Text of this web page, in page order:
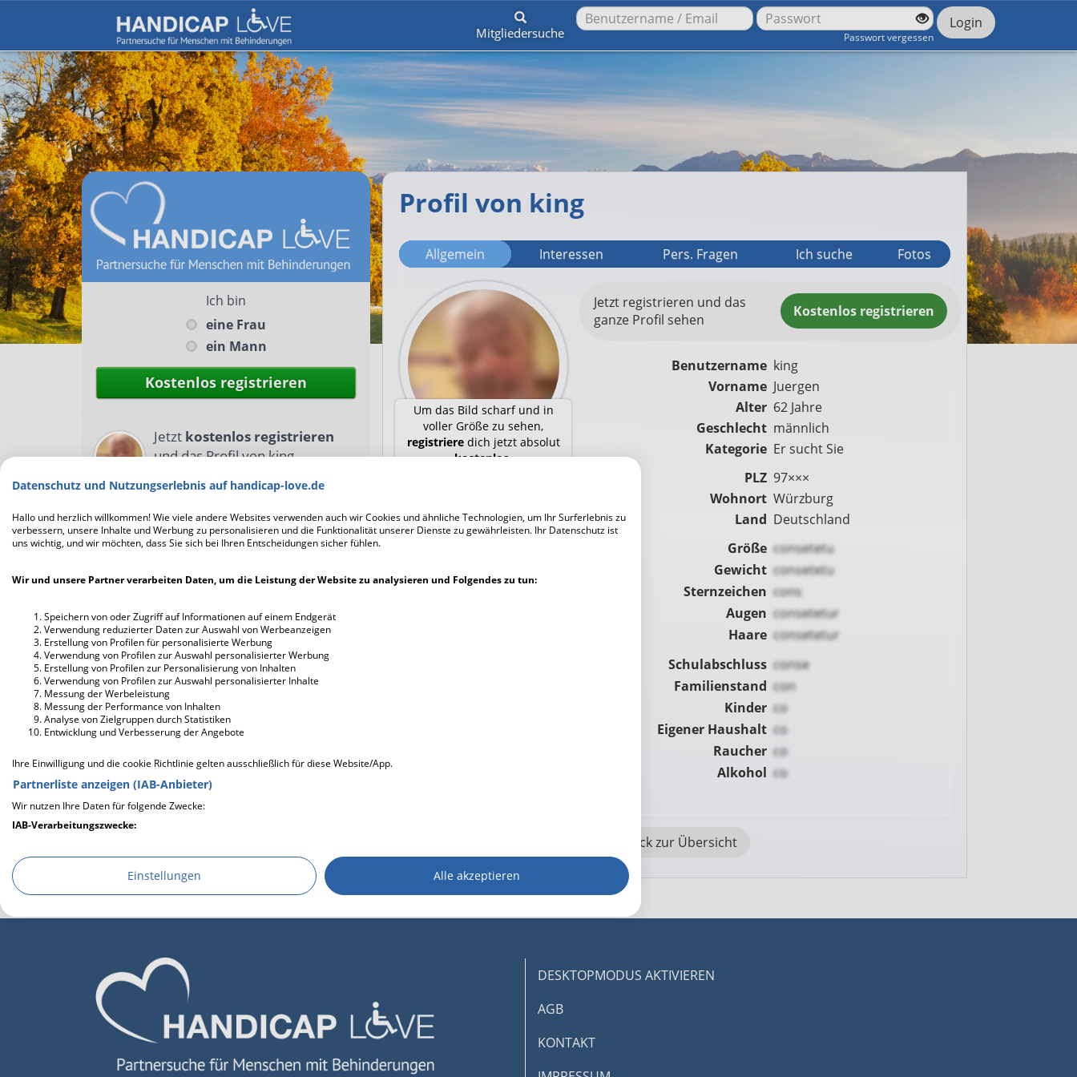
Datenschutz und Nutzungserlebnis auf handicap-love.de
Hallo und herzlich willkommen! Wie viele andere Websites verwenden auch wir Cookies und ähnliche Technologien, um Ihr Surferlebnis zu
verbessern, unsere Inhalte und Werbung zu personalisieren und die Funktionalität unserer Dienste zu gewährleisten. Ihr Datenschutz ist
uns wichtig, und wir möchten, dass Sie sich bei Ihren Entscheidungen sicher fühlen.
Wir und unsere Partner verarbeiten Daten, um die Leistung der Website zu analysieren und Folgendes zu tun:
Speichern von oder Zugriff auf Informationen auf einem Endgerät
Verwendung reduzierter Daten zur Auswahl von Werbeanzeigen
Erstellung von Profilen für personalisierte Werbung
Verwendung von Profilen zur Auswahl personalisierter Werbung
Erstellung von Profilen zur Personalisierung von Inhalten
Verwendung von Profilen zur Auswahl personalisierter Inhalte
Messung der Werbeleistung
Messung der Performance von Inhalten
Analyse von Zielgruppen durch Statistiken
Entwicklung und Verbesserung der Angebote
Ihre Einwilligung und die cookie Richtlinie gelten ausschließlich für diese Website/App.
Partnerliste anzeigen (IAB-Anbieter)
Wir nutzen Ihre Daten für folgende Zwecke:
IAB-Verarbeitungszwecke:
Verwendung reduzierter Daten zur Auswahl von Werbeanzeigen
Erstellung von Profilen für personalisierte Werbung
Erstellung von Profilen zur Personalisierung von Inhalten
Verwendung von Profilen zur Auswahl personalisierter Inhalte
Messung der Werbeleistung
Einstellungen Alle akzeptieren
Passwort vergessen
Login
Mitgliedersuche
Ich bin
eine Frau
ein Mann
Kostenlos registrieren
Jetzt kostenlos registrieren
und das Profil von king
Profil von king
Allgemein Interessen Pers. Fragen Ich suche Fotos
Um das Bild scharf und in
voller Größe zu sehen,
registrieredich jetzt absolut
kostenlos.
Anklop­fen
Kostenlos registrieren
Jetzt registrieren und das
ganze Profil sehen
Benutzername king
Vorname Juergen
Alter 62 Jahre
Geschlecht männlich
Kategorie Er sucht Sie
PLZ 97×××
Wohnort Würzburg
Land Deutschland
Größe consetetu
Gewicht consetetu
Sternzeichen cons
Augen consetetur
Haare consetetur
Schulabschluss conse
Familienstand con
Kinder co
Eigener Haushalt co
Raucher co
Alkohol co
zurück zur Übersicht
DESKTOPMODUS AKTIVIEREN
AGB
KONTAKT